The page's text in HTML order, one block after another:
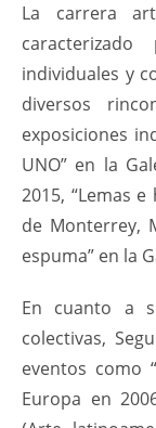
La carrera
individuales y
diversos
exposiciones
UNO” en la
2015, “Lemas
de Monterrey,
espuma” en la
En cuanto a
colectivas,
eventos como
Europa en